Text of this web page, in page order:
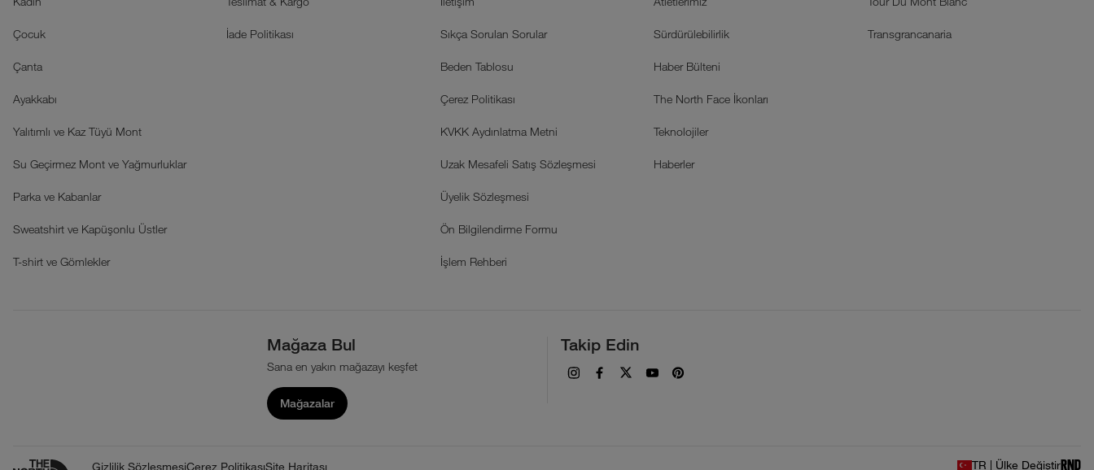
Çocuk
Çanta
Ayakkabı
Yalıtımlı ve Kaz Tüyü Mont
Su Geçirmez Mont ve Yağmurluklar
Parka ve Kabanlar
Sweatshirt ve Kapüşonlu Üstler
T-shirt ve Gömlekler
İade Politikası Sıkça Sorulan Sorular
Beden Tablosu
Çerez Politikası
KVKK Aydınlatma Metni
Uzak Mesafeli Satış Sözleşmesi
Üyelik Sözleşmesi
Ön Bilgilendirme Formu
İşlem Rehberi
Sürdürülebilirlik
Haber Bülteni
The North Face İkonları
Teknolojiler
Haberler
Transgrancanaria
Mağaza Bul
Sana en yakın mağazayı keşfet
Mağazalar
Takip Edin
Gizlilik SözleşmesiÇerez PolitikasıSite Haritası TR | Ülke Değiştir